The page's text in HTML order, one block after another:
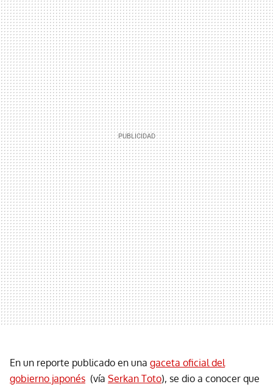
En un reporte publicado en una gaceta oficial del
gobierno japonés (vía Serkan Toto), se dio a conocer que